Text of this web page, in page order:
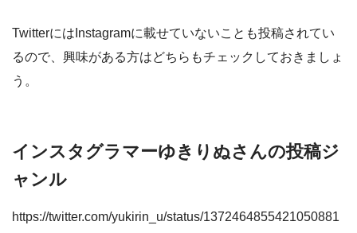
TwitterにはInstagramに載せていないことも投稿されてい
るので、興味がある方はどちらもチェックしておきましょ
う。
インスタグラマーゆきりぬさんの投稿ジ
ャンル
https://twitter.com/yukirin_u/status/1372464855421050881